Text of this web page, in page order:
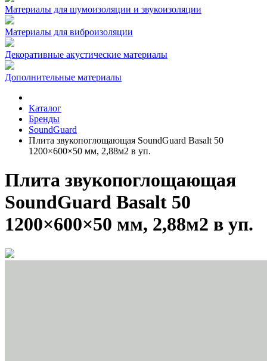
Материалы для шумоизоляции и звукоизоляции
Материалы для виброизоляции
Декоративные акустические материалы
Дополнительные материалы
Каталог
Бренды
SoundGuard
Плита звукопоглощающая SoundGuard Basalt 50
1200×600×50 мм, 2,88м2 в уп.
Плита звукопоглощающая
SoundGuard Basalt 50
1200×600×50 мм, 2,88м2 в уп.